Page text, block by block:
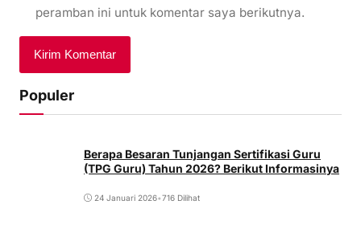
peramban ini untuk komentar saya berikutnya.
Populer
Berapa Besaran Tunjangan Sertifikasi Guru
(TPG Guru) Tahun 2026? Berikut Informasinya
24 Januari 2026•716 Dilihat